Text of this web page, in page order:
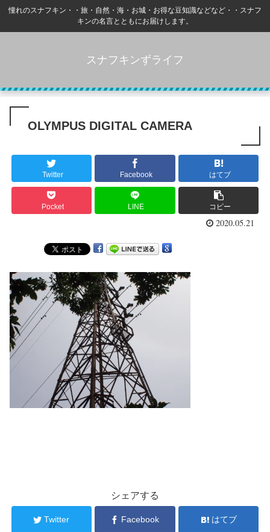
憧れのスナフキン・・旅・自然・海・お城・お得な豆知識などなど・・スナフ
キンの名言とともにお届けします。
スナフキンずライフ
OLYMPUS DIGITAL CAMERA
Twitter Facebook はてブ
Pocket LINE コピー
2020.05.21
シェアする
Twitter Facebook はてブ